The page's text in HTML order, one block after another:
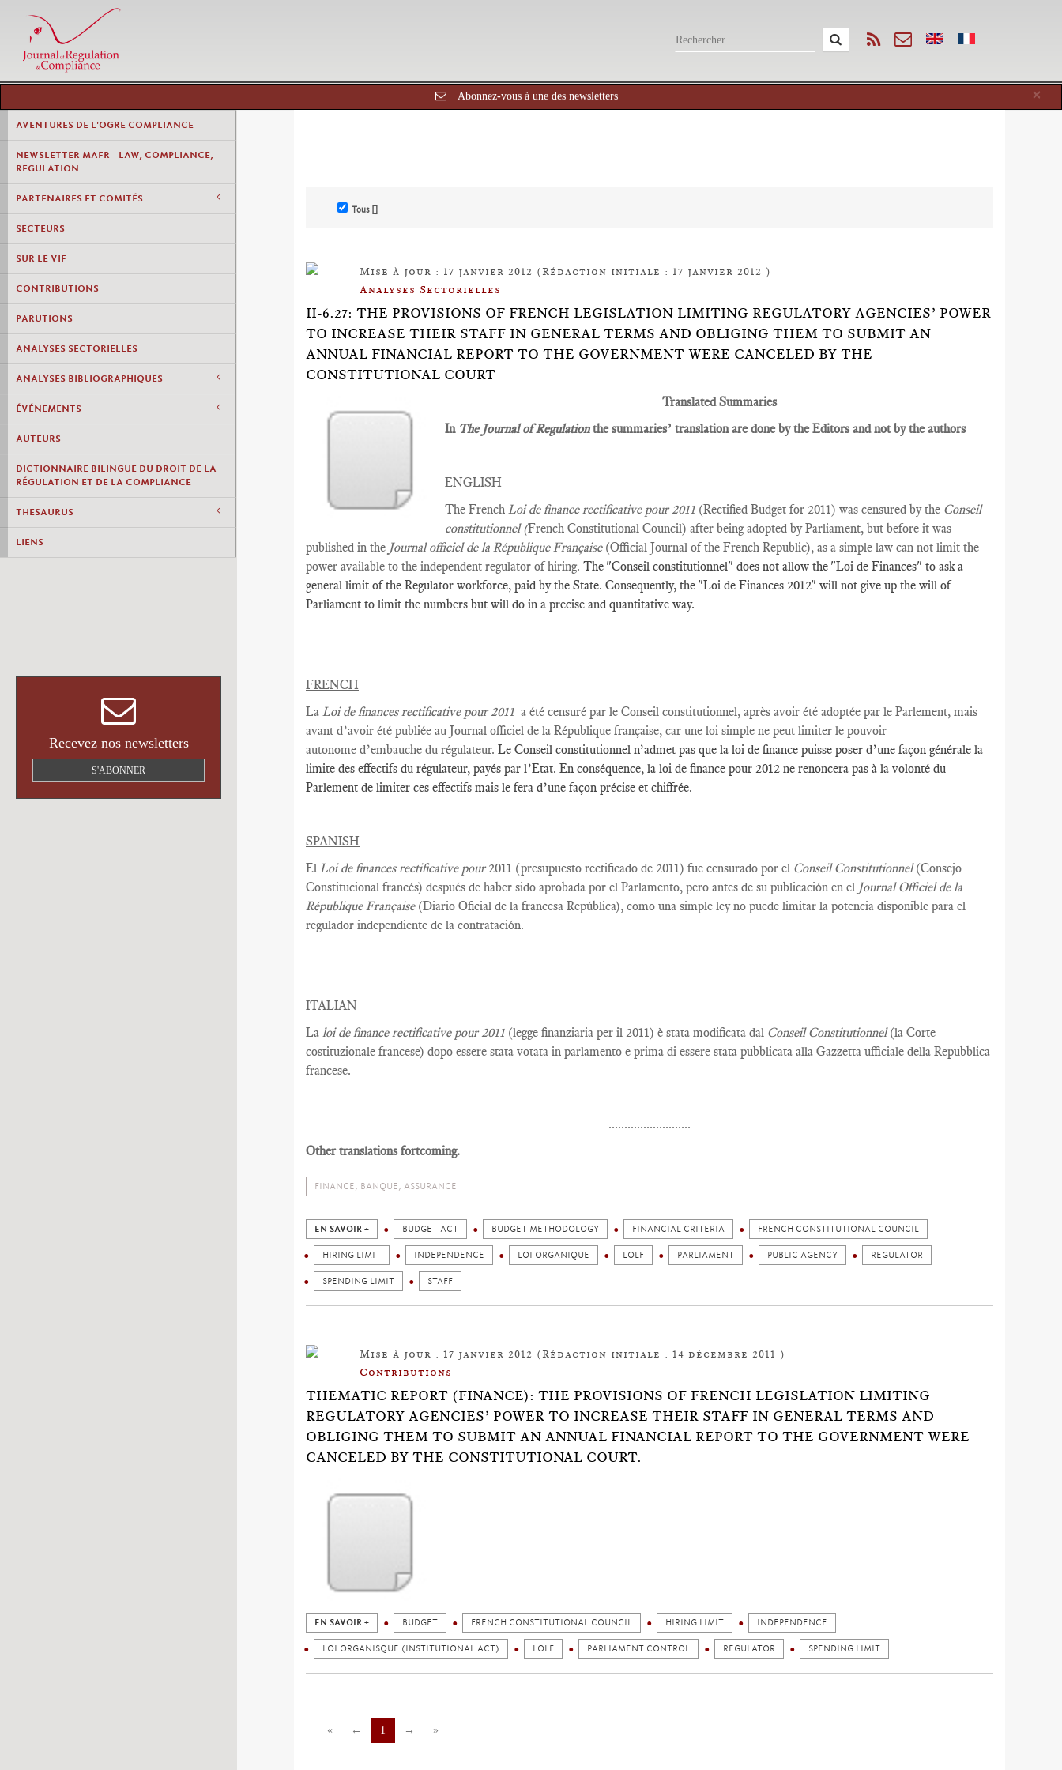
×
Abonnez-vous à une des newsletters
AVENTURES DE L'OGRE COMPLIANCE
NEWSLETTER MAFR - LAW, COMPLIANCE,
REGULATION
PARTENAIRES ET COMITÉS
SECTEURS
SUR LE VIF
CONTRIBUTIONS
PARUTIONS
ANALYSES SECTORIELLES
ANALYSES BIBLIOGRAPHIQUES
ÉVÉNEMENTS
AUTEURS
DICTIONNAIRE BILINGUE DU DROIT DE LA
RÉGULATION ET DE LA COMPLIANCE
THESAURUS
LIENS
Recevez nos newsletters
S'ABONNER
Tous []
Mise à jour : 17 janvier 2012 (Rédaction initiale : 17 janvier 2012 )
Analyses Sectorielles
II-6.27: THE PROVISIONS OF FRENCH LEGISLATION LIMITING REGULATORY AGENCIES’ POWER
TO INCREASE THEIR STAFF IN GENERAL TERMS AND OBLIGING THEM TO SUBMIT AN
ANNUAL FINANCIAL REPORT TO THE GOVERNMENT WERE CANCELED BY THE
CONSTITUTIONAL COURT
Translated Summaries
In The Journal of Regulationthe summaries’ translation are done by the Editors and not by the authors
ENGLISH
The French Loi de finance rectificative pour 2011 (Rectified Budget for 2011) was censured by the Conseil
constitutionnel (French Constitutional Council) after being adopted by Parliament, but before it was
published in the Journal officiel de la République Française(Official Journal of the French Republic), as a simple law can not limit the
power available to the independent regulator of hiring. The "Conseil constitutionnel" does not allow the "Loi de Finances" to ask a
general limit of the Regulator workforce, paid by the State. Consequently, the "Loi de Finances 2012" will not give up the will of
Parliament to limit the numbers but will do in a precise and quantitative way.
FRENCH
La Loi de finances rectificative pour2011 a été censuré par le Conseil constitutionnel, après avoir été adoptée par le Parlement, mais
avant d’avoir été publiée au Journal officiel de la République française, car une loi simple ne peut limiter le pouvoir
autonome d’embauche du régulateur. Le Conseil constitutionnel n’admet pas que la loi de finance puisse poser d’une façon générale la
limite des effectifs du régulateur, payés par l’Etat. En conséquence, la loi de finance pour 2012 ne renoncera pas à la volonté du
Parlement de limiter ces effectifs mais le fera d’une façon précise et chiffrée.
SPANISH
El Loi de finances rectificative pour2011 (presupuesto rectificado de 2011) fue censurado por el Conseil Constitutionnel(Consejo
Constitucional francés) después de haber sido aprobada por el Parlamento, pero antes de su publicación en el Journal Officiel de la
République Française(Diario Oficial de la francesa República), como una simple ley no puede limitar la potencia disponible para el
regulador independiente de la contratación.
ITALIAN
La loi de finance rectificative pour 2011 (legge finanziaria per il 2011) è stata modificata dal Conseil Constitutionnel(la Corte
costituzionale francese) dopo essere stata votata in parlamento e prima di essere stata pubblicata alla Gazzetta ufficiale della Repubblica
francese.
..........................
Other translations fortcoming.
FINANCE, BANQUE, ASSURANCE
EN SAVOIR + BUDGET ACT BUDGET METHODOLOGY FINANCIAL CRITERIA FRENCH CONSTITUTIONAL COUNCIL
HIRING LIMIT INDEPENDENCE LOI ORGANIQUE LOLF PARLIAMENT PUBLIC AGENCY REGULATOR
SPENDING LIMIT STAFF
Mise à jour : 17 janvier 2012 (Rédaction initiale : 14 décembre 2011 )
Contributions
THEMATIC REPORT (FINANCE): THE PROVISIONS OF FRENCH LEGISLATION LIMITING
REGULATORY AGENCIES’ POWER TO INCREASE THEIR STAFF IN GENERAL TERMS AND
OBLIGING THEM TO SUBMIT AN ANNUAL FINANCIAL REPORT TO THE GOVERNMENT WERE
CANCELED BY THE CONSTITUTIONAL COURT.
EN SAVOIR + BUDGET FRENCH CONSTITUTIONAL COUNCIL HIRING LIMIT INDEPENDENCE
LOI ORGANISQUE (INSTITUTIONAL ACT) LOLF PARLIAMENT CONTROL REGULATOR SPENDING LIMIT
« ← 1 → »